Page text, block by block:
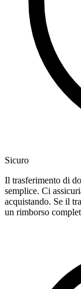
Sicuro
Il trasferimento di
semplice. Ci
acquistando. Se il
un rimborso